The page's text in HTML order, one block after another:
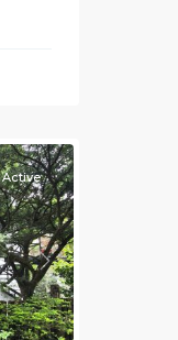
Next
Active